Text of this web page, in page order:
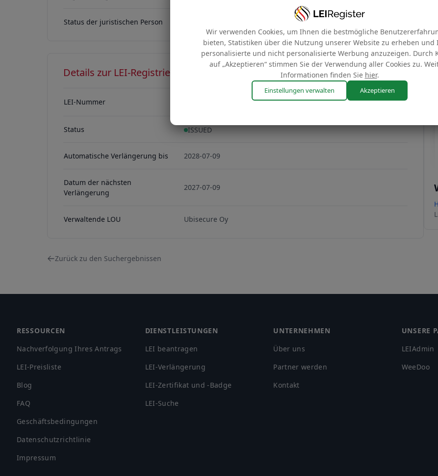
Status der juristischen Person
Details zur LEI-Registrierung
LEI-Nummer 98450089B14NH37DBF83 kopieren
Status ISSUED
Automatische Verlängerung bis 2028-07-09
Datum der nächsten
Verlängerung
2027-07-09
Verwaltende LOU Ubisecure Oy
Zurück zu den Suchergebnissen
RESSOURCEN
Nachverfolgung Ihres Antrags
LEI-Preisliste
Blog
FAQ
Geschäftsbedingungen
Datenschutzrichtlinie
Impressum
DIENSTLEISTUNGEN
LEI beantragen
LEI-Verlängerung
LEI-Zertifikat und -Badge
LEI-Suche
UNTERNEHMEN
Über uns
Partner werden
Kontakt
UNSERE
LEIAdmin
WeeDoo
Wir verwenden Cookies, um Ihnen die bestmögliche
bieten, Statistiken über die Nutzung unserer Website zu erheben und
personalisierte und nicht personalisierte Werbung anzuzeigen. Durch
auf „Akzeptieren“ stimmen Sie der Verwendung aller Cookies zu.
Informationen finden Sie hier.
Einstellungen verwalten Akzeptieren